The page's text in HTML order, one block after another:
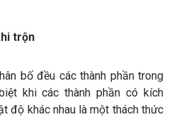
trộn
bố đều các thành phần trong
khi các thành phần có kích
độ khác nhau là một thách thức